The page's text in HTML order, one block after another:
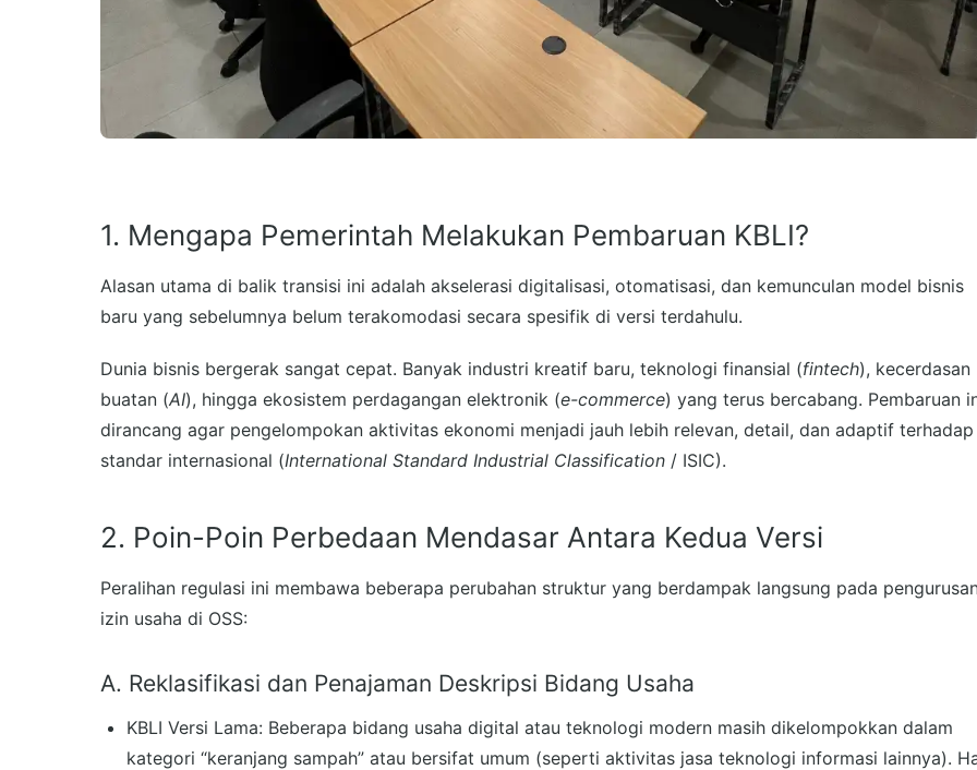
1. Mengapa Pemerintah Melakukan Pembaruan KBLI?
Alasan utama di balik transisi ini adalah akselerasi digitalisasi, otomatisasi, dan kemunculan model bisnis
baru yang sebelumnya belum terakomodasi secara spesifik di versi terdahulu.
Dunia bisnis bergerak sangat cepat. Banyak industri kreatif baru, teknologi finansial (fintech), kecerdasan
buatan (AI), hingga ekosistem perdagangan elektronik (e-commerce) yang terus bercabang. Pembaruan
dirancang agar pengelompokan aktivitas ekonomi menjadi jauh lebih relevan, detail, dan adaptif terhadap
standar internasional (International Standard Industrial Classification / ISIC).
2. Poin-Poin Perbedaan Mendasar Antara Kedua Versi
Peralihan regulasi ini membawa beberapa perubahan struktur yang berdampak langsung pada
izin usaha di OSS:
A. Reklasifikasi dan Penajaman Deskripsi Bidang Usaha
KBLI Versi Lama: Beberapa bidang usaha digital atau teknologi modern masih dikelompokkan dalam
kategori “keranjang sampah” atau bersifat umum (seperti aktivitas jasa teknologi informasi lainnya).